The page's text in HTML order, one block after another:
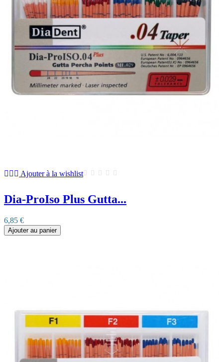
Ajouter à la wishlist
Dia-ProIso Plus Gutta...
6,85 €
Ajouter au panier